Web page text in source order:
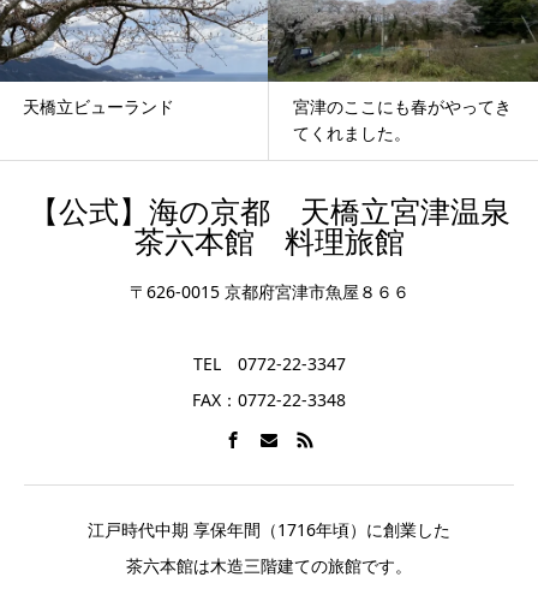
天橋立ビューランド
宮津のここにも春がやってき
てくれました。
【公式】海の京都 天橋立宮津温泉
茶六本館 料理旅館
〒626-0015 京都府宮津市魚屋８６６
TEL 0772-22-3347
FAX：0772-22-3348
江戸時代中期 享保年間（1716年頃）に創業した
茶六本館は木造三階建ての旅館です。